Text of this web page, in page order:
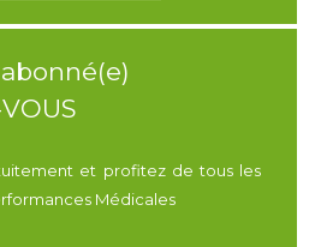
et profitez de tous les
Médicales